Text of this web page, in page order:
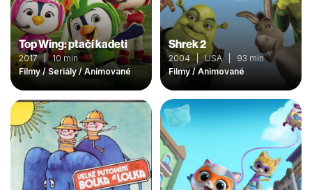
Top Wing: ptačí kadeti
2017 | 10 min
Filmy / Seriály / Animované
Shrek 2
2004 | USA | 93 min
Filmy / Animované